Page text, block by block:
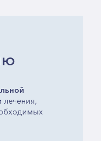
лечения,